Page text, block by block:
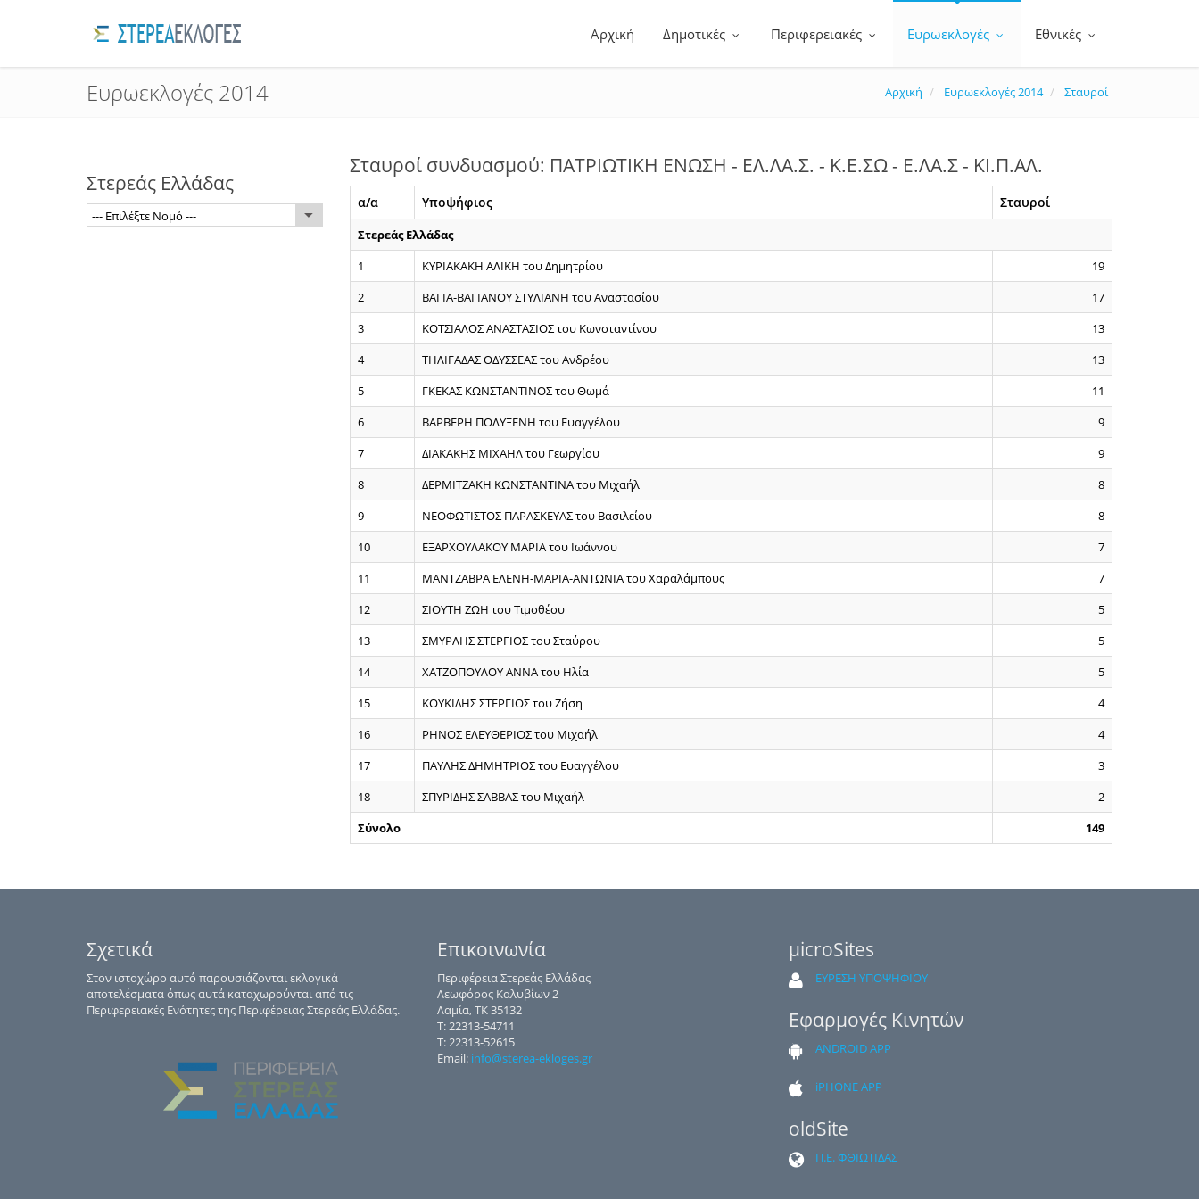
Αρχική Δημοτικές Περιφερειακές Ευρωεκλογές Εθνικές
Ευρωεκλογές 2014 Αρχική Ευρωεκλογές 2014 Σταυροί
Στερεάς Ελλάδας
--- Επιλέξτε Νομό ---
Σταυροί συνδυασμού: ΠΑΤΡΙΩΤΙΚΗ ΕΝΩΣΗ - ΕΛ.ΛΑ.Σ. - Κ.Ε.ΣΩ - Ε.ΛΑ.Σ - ΚΙ.Π.ΑΛ.
α/α Υποψήφιος Σταυροί
Στερεάς Ελλάδας
1
ΚΥΡΙΑΚΑΚΗ ΑΛΙΚΗ του Δημητρίου
19
2
ΒΑΓΙΑ-ΒΑΓΙΑΝΟΥ ΣΤΥΛΙΑΝΗ του Αναστασίου
17
3
ΚΟΤΣΙΑΛΟΣ ΑΝΑΣΤΑΣΙΟΣ του Κωνσταντίνου
13
4
ΤΗΛΙΓΑΔΑΣ ΟΔΥΣΣΕΑΣ του Ανδρέου
13
5
ΓΚΕΚΑΣ ΚΩΝΣΤΑΝΤΙΝΟΣ του Θωμά
11
6
ΒΑΡΒΕΡΗ ΠΟΛΥΞΕΝΗ του Ευαγγέλου
9
7
ΔΙΑΚΑΚΗΣ ΜΙΧΑΗΛ του Γεωργίου
9
8
ΔΕΡΜΙΤΖΑΚΗ ΚΩΝΣΤΑΝΤΙΝΑ του Μιχαήλ
8
9
ΝΕΟΦΩΤΙΣΤΟΣ ΠΑΡΑΣΚΕΥΑΣ του Βασιλείου
8
10
ΕΞΑΡΧΟΥΛΑΚΟΥ ΜΑΡΙΑ του Ιωάννου
7
11
ΜΑΝΤΖΑΒΡΑ ΕΛΕΝΗ-ΜΑΡΙΑ-ΑΝΤΩΝΙΑ του Χαραλάμπους
7
12
ΣΙΟΥΤΗ ΖΩΗ του Τιμοθέου
5
13
ΣΜΥΡΛΗΣ ΣΤΕΡΓΙΟΣ του Σταύρου
5
14
ΧΑΤΖΟΠΟΥΛΟΥ ΑΝΝΑ του Ηλία
5
15
ΚΟΥΚΙΔΗΣ ΣΤΕΡΓΙΟΣ του Ζήση
4
16
ΡΗΝΟΣ ΕΛΕΥΘΕΡΙΟΣ του Μιχαήλ
4
17
ΠΑΥΛΗΣ ΔΗΜΗΤΡΙΟΣ του Ευαγγέλου
3
18
ΣΠΥΡΙΔΗΣ ΣΑΒΒΑΣ του Μιχαήλ
2
Σύνολο
149
Σχετικά
Στον ιστοχώρο αυτό παρουσιάζονται εκλογικά
αποτελέσματα όπως αυτά καταχωρούνται από τις
Περιφερειακές Ενότητες της Περιφέρειας Στερεάς Ελλάδας.
Επικοινωνία
Περιφέρεια Στερεάς Ελλάδας
Λεωφόρος Καλυβίων 2
Λαμία, ΤΚ 35132
Τ: 22313-54711
Τ: 22313-52615
Email: info@sterea-ekloges.gr
μicroSites
ΕΥΡΕΣΗ ΥΠΟΨΗΦΙΟΥ
Εφαρμογές Κινητών
ANDROID APP
iPHONE APP
oldSite
Π.Ε. ΦΘΙΩΤΙΔΑΣ